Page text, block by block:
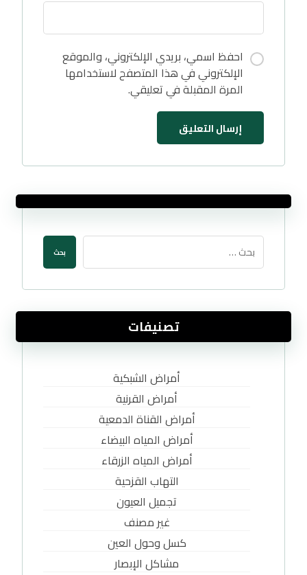
احفظ اسمي، بريدي الإلكتروني، والموقع
الإلكتروني في هذا المتصفح لاستخدامها
المرة المقبلة في تعليقي.
تصنيفات
أمراض الشبكية
أمراض القرنية
أمراض القناة الدمعية
أمراض المياه البيضاء
أمراض المياه الزرقاء
التهاب القزحية
تجميل العيون
غير مصنف
كسل وحول العين
مشاكل الإبصار